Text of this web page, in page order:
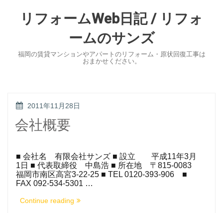
contentリフォームWeb日記 / リフォ
ームのサンズ
福岡の賃貸マンションやアパートのリフォーム・原状回復工事は
おまかせください。
POSTED
2011年11月28日
会社概要
■ 会社名 有限会社サンズ ■ 設立 平成11年3月
1日 ■ 代表取締役 中島浩 ■ 所在地 〒815-0083
福岡市南区高宮3-22-25 ■ TEL 0120-393-906 ■
FAX 092-534-5301 …
Continue reading “会